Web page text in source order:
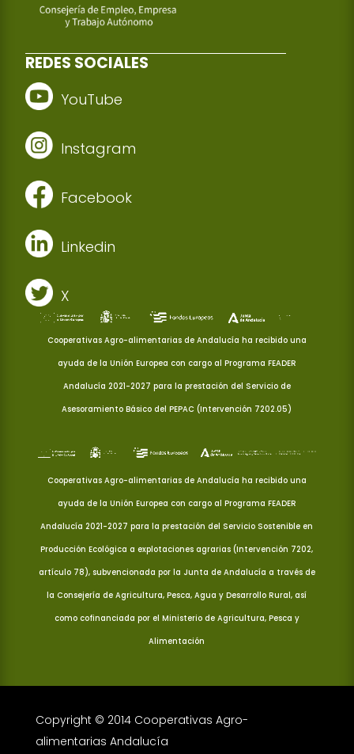
REDES SOCIALES
YouTube
Instagram
Facebook
Linkedin
X
Cooperativas Agro-alimentarias de Andalucía ha recibido una
ayuda de la Unión Europea con cargo al Programa FEADER
Andalucía 2021-2027 para la prestación del Servicio de
Asesoramiento Básico del PEPAC (Intervención 7202.05)
Cooperativas Agro-alimentarias de Andalucía ha recibido una
ayuda de la Unión Europea con cargo al Programa FEADER
Andalucía 2021-2027 para la prestación del Servicio Sostenible en
Producción Ecológica a explotaciones agrarias (Intervención 7202,
artículo 78), subvencionada por la Junta de Andalucía a través de
la Consejería de Agricultura, Pesca, Agua y Desarrollo Rural, así
como cofinanciada por el Ministerio de Agricultura, Pesca y
Alimentación
Copyright © 2014 Cooperativas Agro-
alimentarias Andalucía